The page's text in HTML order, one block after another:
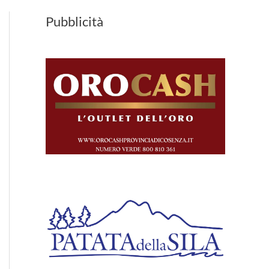
Pubblicità